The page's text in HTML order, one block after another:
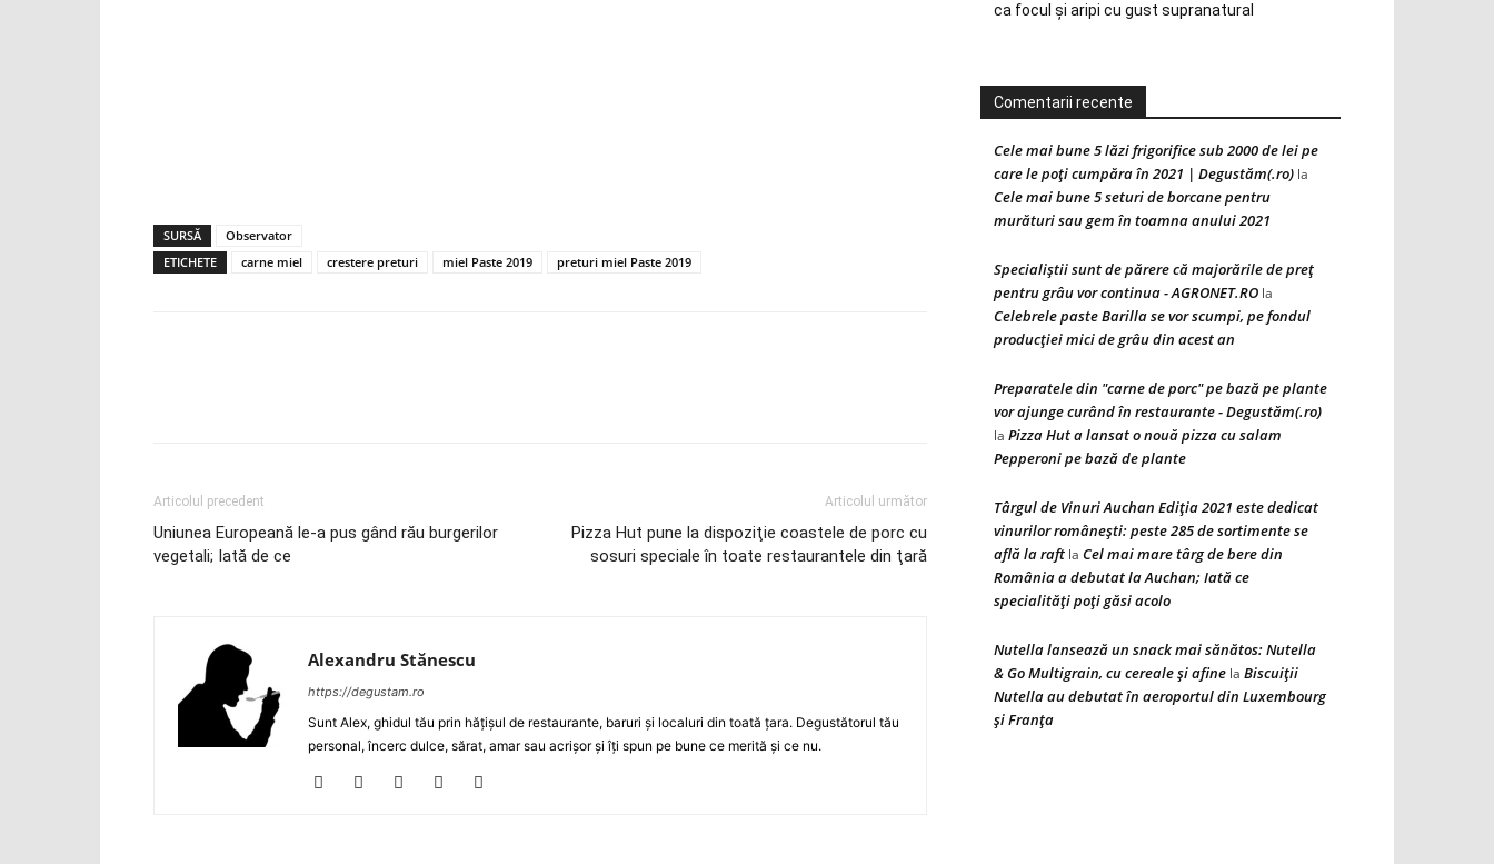
SURSĂ
Observator
ETICHETE
carne miel crestere preturi miel Paste 2019 preturi miel Paste 2019
Articolul precedent
Uniunea Europeană le-a pus gând rău burgerilor
vegetali; Iată de ce
Articolul următor
Pizza Hut pune la dispoziţie coastele de porc cu
sosuri speciale în toate restaurantele din ţară
Alexandru Stănescu
https://degustam.ro
Sunt Alex, ghidul tău prin hăţişul de restaurante, baruri şi localuri din toată ţara. Degustătorul tău
personal, încerc dulce, sărat, amar sau acrişor şi îţi spun pe bune ce merită şi ce nu.
ca focul și aripi cu gust supranatural
Comentarii recente
Cele mai bune 5 lăzi frigorifice sub 2000 de lei pe
care le poți cumpăra în 2021 | Degustăm(.ro) la
Cele mai bune 5 seturi de borcane pentru
murături sau gem în toamna anului 2021
Specialiștii sunt de părere că majorările de preț
pentru grâu vor continua - AGRONET.RO la
Celebrele paste Barilla se vor scumpi, pe fondul
producției mici de grâu din acest an
Preparatele din "carne de porc" pe bază pe plante
vor ajunge curând în restaurante - Degustăm(.ro)
la Pizza Hut a lansat o nouă pizza cu salam
Pepperoni pe bază de plante
Târgul de Vinuri Auchan Ediţia 2021 este dedicat
vinurilor româneşti: peste 285 de sortimente se
află la raft la Cel mai mare târg de bere din
România a debutat la Auchan; Iată ce
specialităţi poţi găsi acolo
Nutella lansează un snack mai sănătos: Nutella
& Go Multigrain, cu cereale şi afine la Biscuiţii
Nutella au debutat în aeroportul din Luxembourg
şi Franţa